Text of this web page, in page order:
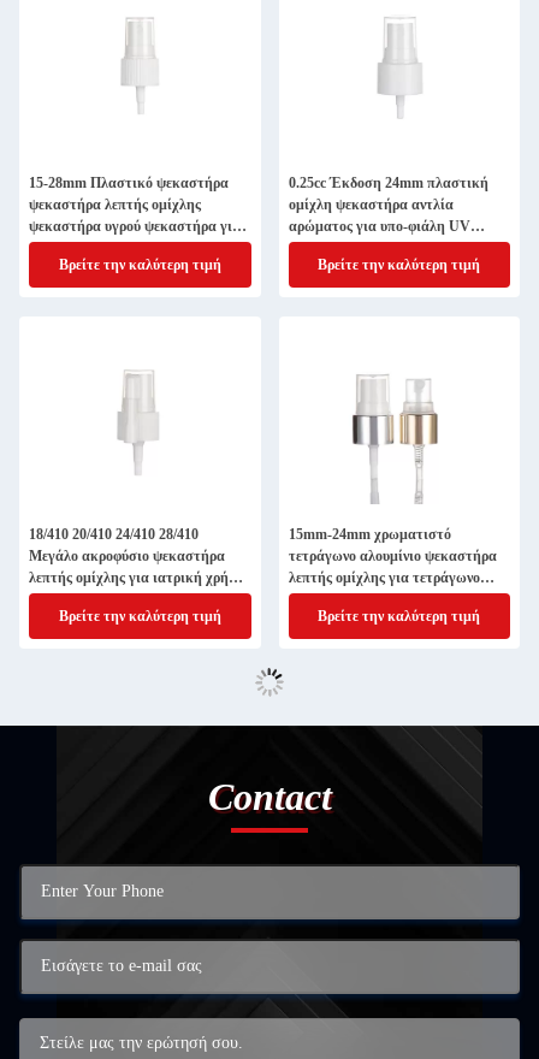
15-28mm Πλαστικό ψεκαστήρα
ψεκαστήρα λεπτής ομίχλης
ψεκαστήρα υγρού ψεκαστήρα για
τετραγωνικά μπουκάλια
Βρείτε την καλύτερη τιμή
0.25cc Έκδοση 24mm πλαστική
ομίχλη ψεκαστήρα αντλία
αρώματος για υπο-φιάλη UV
επιλογή κλεισίματος
Βρείτε την καλύτερη τιμή
18/410 20/410 24/410 28/410
Μεγάλο ακροφύσιο ψεκαστήρα
λεπτής ομίχλης για ιατρική χρήση
σε λευκό πλαστικό
Βρείτε την καλύτερη τιμή
15mm-24mm χρωματιστό
τετράγωνο αλουμίνιο ψεκαστήρα
λεπτής ομίχλης για τετράγωνο
20mm αντλία μυρωδιού ομίχλης
Βρείτε την καλύτερη τιμή
Contact